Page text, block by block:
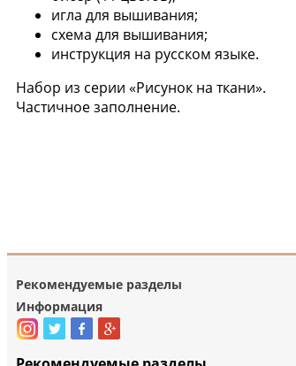
игла для вышивания;
схема для вышивания;
инструкция на русском языке.
Набор из серии «Рисунок на ткани».
Частичное заполнение.
Рекомендуемые разделы
Информация